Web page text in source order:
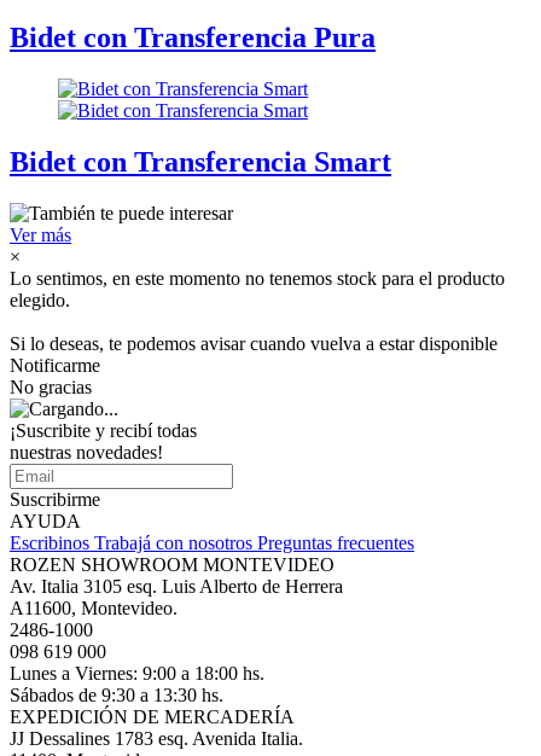
Bidet con Transferencia Pura
Bidet con Transferencia Smart
Ver más
×
Lo sentimos, en este momento no tenemos stock para el producto
elegido.
Si lo deseas, te podemos avisar cuando vuelva a estar disponible
Notificarme
No gracias
¡Suscribite y recibí todas
nuestras novedades!
Suscribirme
AYUDA
Escribinos Trabajá con nosotros Preguntas frecuentes
ROZEN SHOWROOM MONTEVIDEO
Av. Italia 3105 esq. Luis Alberto de Herrera
A11600, Montevideo.
2486-1000
098 619 000
Lunes a Viernes: 9:00 a 18:00 hs.
Sábados de 9:30 a 13:30 hs.
EXPEDICIÓN DE MERCADERÍA
JJ Dessalines 1783 esq. Avenida Italia.